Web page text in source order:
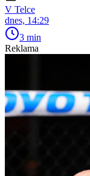
V Telce
dnes, 14:29
3 min
Reklama